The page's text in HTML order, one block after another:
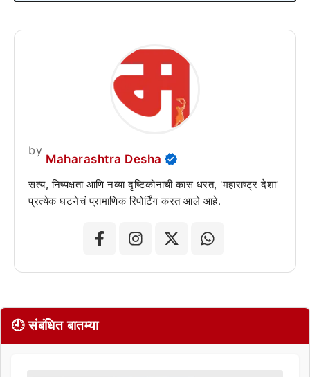
by
Maharashtra Desha
सत्य, निष्पक्षता आणि नव्या दृष्टिकोनाची कास धरत, 'महाराष्ट्र देशा'
प्रत्येक घटनेचं प्रामाणिक रिपोर्टिंग करत आले आहे.
🕘 संबंधित बातम्या